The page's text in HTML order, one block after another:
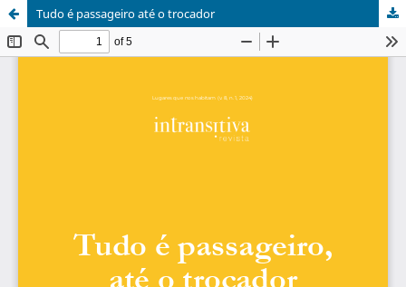
Tudo é passageiro até o trocador